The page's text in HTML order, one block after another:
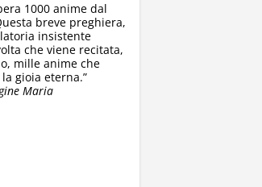
1000 anime dal
breve preghiera,
insistente
che viene recitata,
mille anime che
gioia eterna.”
Maria